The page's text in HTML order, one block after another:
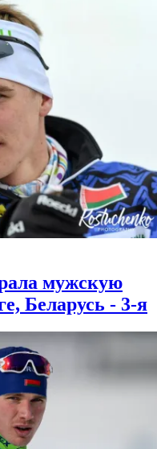
мужскую
Беларусь - 3-я